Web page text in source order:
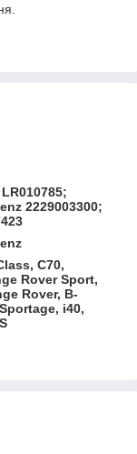
2229003300;
C70,
Rover Sport,
Rover, B-
i40,